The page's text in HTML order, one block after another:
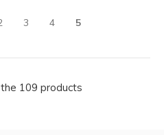
3 4 5
109 products